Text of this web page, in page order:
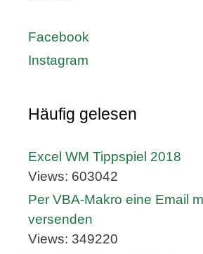
Facebook
Instagram
Häufig gelesen
Excel WM Tippspiel 2018
Views: 603042
Per VBA-Makro eine Email
versenden
Views: 349220